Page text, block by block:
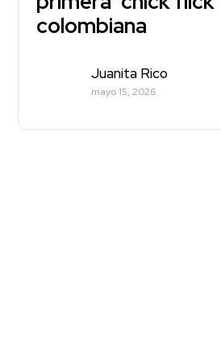
colombiana
Juanita Rico
mayo 15, 2026